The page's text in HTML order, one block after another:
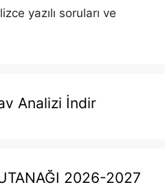
yazılı soruları ve
Analizi İndir
2026-2027